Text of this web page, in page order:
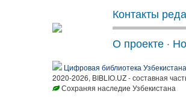
Контакты
О проекте ·
Цифровая библиотека Узбекистана
2020-2026, BIBLIO.UZ - составная
Сохраняя наследие Узбекистана